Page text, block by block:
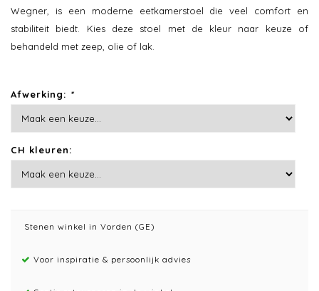
Wegner, is een moderne eetkamerstoel die veel comfort en
stabiliteit biedt. Kies deze stoel met de kleur naar keuze of
behandeld met zeep, olie of lak.
Afwerking: *
CH kleuren:
Stenen winkel in Vorden (GE)
Voor inspiratie & persoonlijk advies